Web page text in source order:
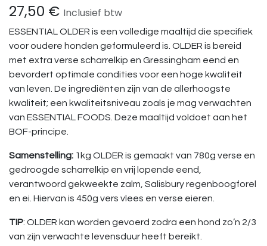
27,50 € Inclusief btw
ESSENTIAL OLDER is een volledige maaltijd die specifiek
voor oudere honden geformuleerd is. OLDER is bereid
met extra verse scharrelkip en Gressingham eend en
bevordert optimale condities voor een hoge kwaliteit
van leven. De ingrediënten zijn van de allerhoogste
kwaliteit; een kwaliteitsniveau zoals je mag verwachten
van ESSENTIAL FOODS. Deze maaltijd voldoet aan het
BOF-principe.
Samenstelling: 1kg OLDER is gemaakt van 780g verse en
gedroogde scharrelkip en vrij lopende eend,
verantwoord gekweekte zalm, Salisbury regenboogforel
en ei. Hiervan is 450g vers vlees en verse eieren.
TIP: OLDER kan worden gevoerd zodra een hond zo’n 2/3
van zijn verwachte levensduur heeft bereikt.